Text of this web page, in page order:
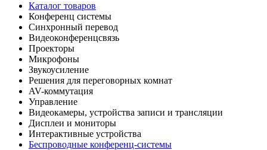
Каталог товаров
Конференц системы
Синхронный перевод
Видеоконференцсвязь
Проекторы
Микрофоны
Звукоусиление
Решения для переговорных комнат
AV-коммутация
Управление
Видеокамеры, устройства записи и трансляции
Дисплеи и мониторы
Интерактивные устройства
Беспроводные конференц-системы